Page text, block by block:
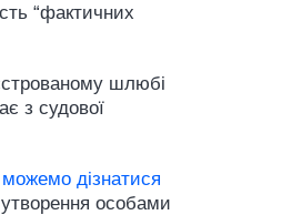
“фактичних
шлюбі
з судової
дізнатися
особами